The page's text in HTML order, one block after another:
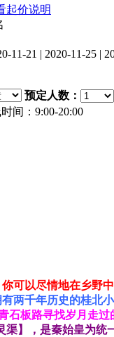
起价说明
11-21 | 2020-11-25 |
预定人数：
间：9:00-20:00
可以尽情地在乡野
两千年历史的桂北
板路寻找岁月走过
】，是秦始皇为统